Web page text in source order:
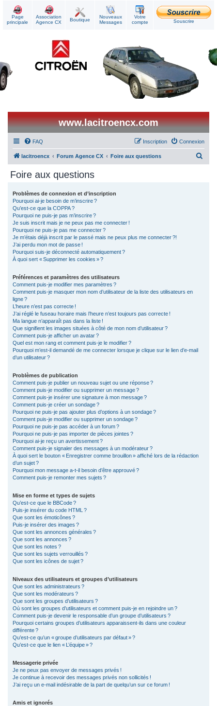
Page
principale
Association
Agence CX
Boutique
Nouveaux
Messages
Votre
compte
Souscrire
www.lacitroencx.com
FAQ Connexion
Inscription
lacitroencx Forum Agence CX Foire aux questions
Foire aux questions
Problèmes de connexion et d’inscription
Pourquoi ai-je besoin de m’inscrire ?
Qu’est-ce que la COPPA ?
Pourquoi ne puis-je pas m’inscrire ?
Je suis inscrit mais je ne peux pas me connecter !
Pourquoi ne puis-je pas me connecter ?
Je m’étais déjà inscrit par le passé mais ne peux plus me connecter ?!
J’ai perdu mon mot de passe !
Pourquoi suis-je déconnecté automatiquement ?
À quoi sert « Supprimer les cookies » ?
Préférences et paramètres des utilisateurs
Comment puis-je modifier mes paramètres ?
Comment puis-je masquer mon nom d’utilisateur de la liste des utilisateurs en
ligne ?
L’heure n’est pas correcte !
J’ai réglé le fuseau horaire mais l’heure n’est toujours pas correcte !
Ma langue n’apparaît pas dans la liste !
Que signifient les images situées à côté de mon nom d’utilisateur ?
Comment puis-je afficher un avatar ?
Quel est mon rang et comment puis-je le modifier ?
Pourquoi m’est-il demandé de me connecter lorsque je clique sur le lien d’e-mail
d’un utilisateur ?
Problèmes de publication
Comment puis-je publier un nouveau sujet ou une réponse ?
Comment puis-je modifier ou supprimer un message ?
Comment puis-je insérer une signature à mon message ?
Comment puis-je créer un sondage ?
Pourquoi ne puis-je pas ajouter plus d’options à un sondage ?
Comment puis-je modifier ou supprimer un sondage ?
Pourquoi ne puis-je pas accéder à un forum ?
Pourquoi ne puis-je pas importer de pièces jointes ?
Pourquoi ai-je reçu un avertissement ?
Comment puis-je signaler des messages à un modérateur ?
À quoi sert le bouton « Enregistrer comme brouillon » affiché lors de la rédaction
d’un sujet ?
Pourquoi mon message a-t-il besoin d’être approuvé ?
Comment puis-je remonter mes sujets ?
Mise en forme et types de sujets
Qu’est-ce que le BBCode ?
Puis-je insérer du code HTML ?
Que sont les émoticônes ?
Puis-je insérer des images ?
Que sont les annonces générales ?
Que sont les annonces ?
Que sont les notes ?
Que sont les sujets verrouillés ?
Que sont les icônes de sujet ?
Niveaux des utilisateurs et groupes d’utilisateurs
Que sont les administrateurs ?
Que sont les modérateurs ?
Que sont les groupes d’utilisateurs ?
Où sont les groupes d’utilisateurs et comment puis-je en rejoindre un ?
Comment puis-je devenir le responsable d’un groupe d’utilisateurs ?
Pourquoi certains groupes d’utilisateurs apparaissent-ils dans une couleur
différente ?
Qu’est-ce qu’un « groupe d’utilisateurs par défaut » ?
Qu’est-ce que le lien « L’équipe » ?
Messagerie privée
Je ne peux pas envoyer de messages privés !
Je continue à recevoir des messages privés non sollicités !
J’ai reçu un e-mail indésirable de la part de quelqu’un sur ce forum !
Amis et ignorés